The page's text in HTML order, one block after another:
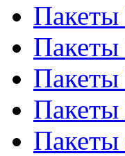
Пакеты
Пакеты